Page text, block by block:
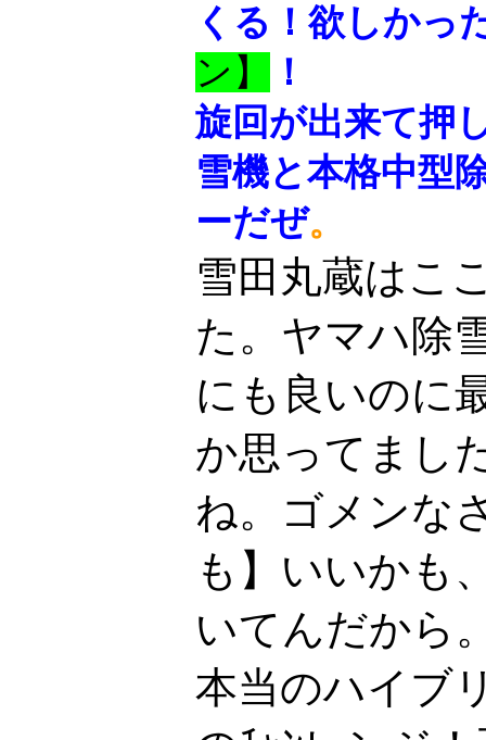
くる！欲しかっ
ン】
！
旋回が出来て押
雪機と本格中型
ーだぜ。
雪田丸蔵はこ
た。ヤマハ除
にも良いのに
か思ってまし
ね。ゴメンな
も】いいかも
いてんだから
本当のハイブ